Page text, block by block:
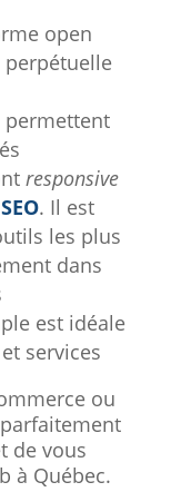
open
permettent
responsive
. Il est
les plus
dans
est idéale
services
ou
parfaitement
de vous
à Québec.